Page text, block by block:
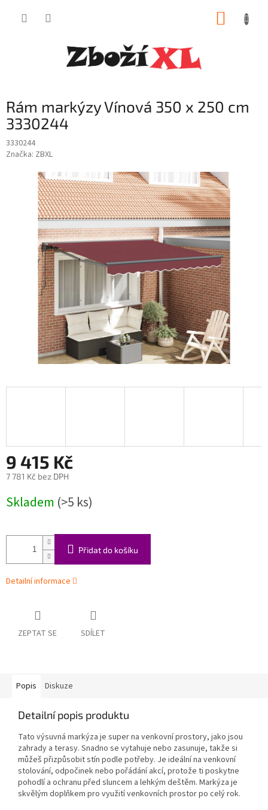
Rám markýzy Vínová 350 x 250 cm
3330244
3330244
Značka: ZBXL
9 415 Kč
7 781 Kč bez DPH
cena:
Skladem (>5 ks)
Přidat do košíku
Detailní informace
ZEPTAT SE SDÍLET
Popis Diskuze
Detailní popis produktu
Tato výsuvná markýza je super na venkovní prostory, jako jsou
zahrady a terasy. Snadno se vytahuje nebo zasunuje, takže si
můžeš přizpůsobit stín podle potřeby. Je ideální na venkovní
stolování, odpočinek nebo pořádání akcí, protože ti poskytne
pohodlí a ochranu před sluncem a lehkým deštěm. Markýza je
skvělým doplňkem pro využití venkovních prostor po celý rok.